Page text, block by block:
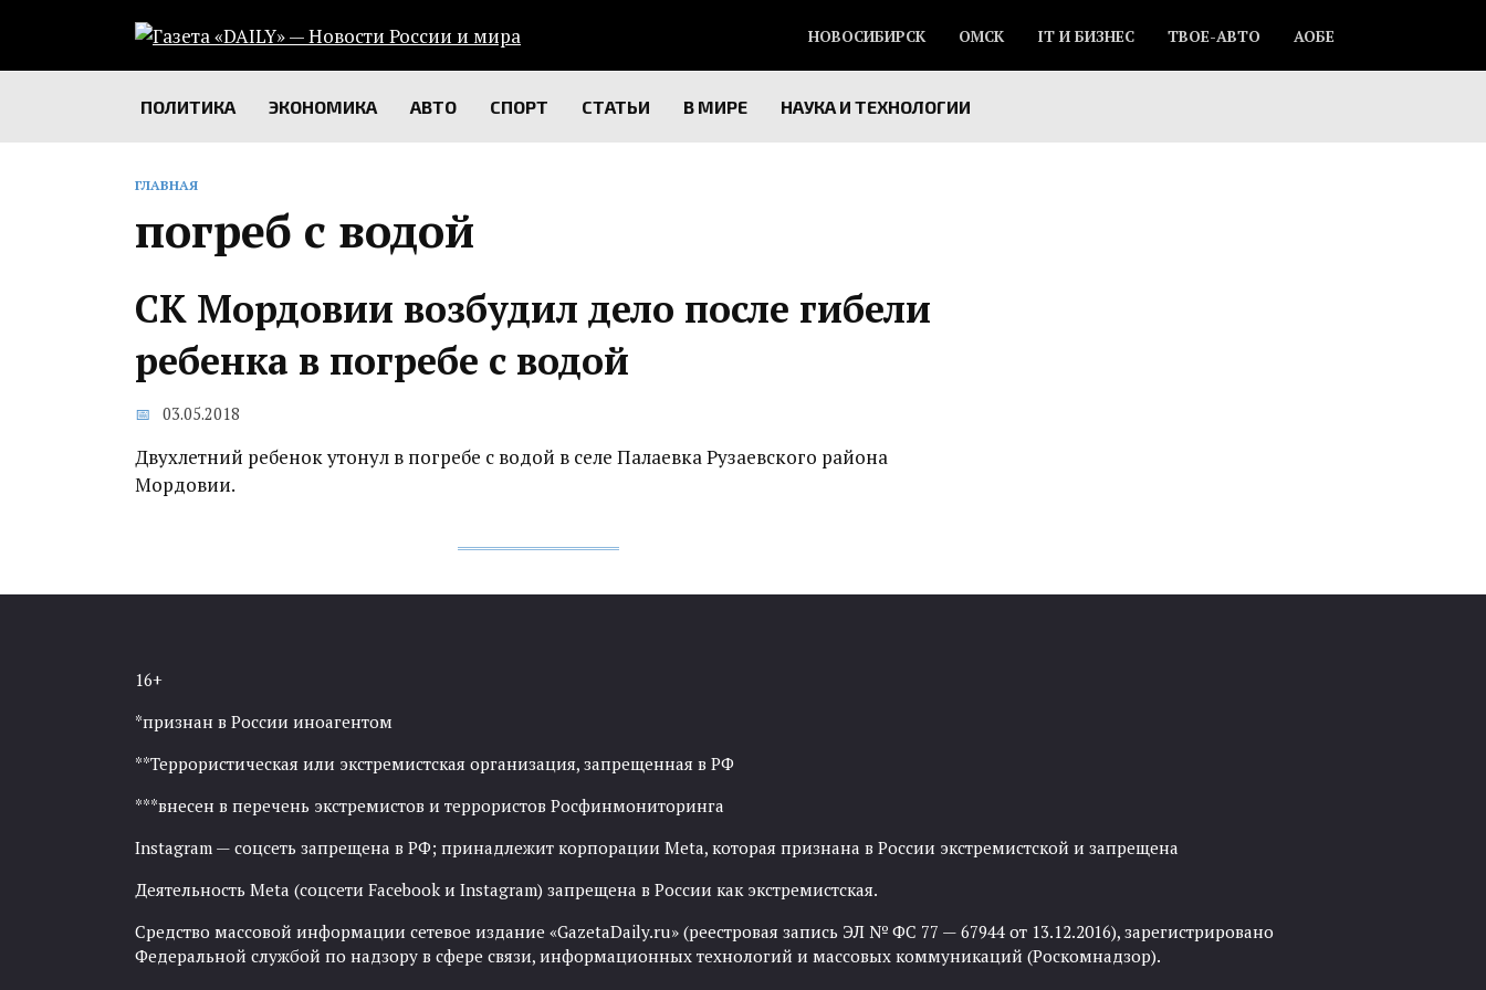
содержанию
НОВОСИБИРСК ОМСК IT И БИЗНЕС ТВОЕ-АВТО АОБЕ
ПОЛИТИКА ЭКОНОМИКА АВТО СПОРТ СТАТЬИ В МИРЕ НАУКА И ТЕХНОЛОГИИ
ГЛАВНАЯ
погреб с водой
СК Мордовии возбудил дело после гибели
ребенка в погребе с водой
03.05.2018
Двухлетний ребенок утонул в погребе с водой в селе Палаевка Рузаевского района
Мордовии.
16+
*признан в России иноагентом
**Террористическая или экстремистская организация, запрещенная в РФ
***внесен в перечень экстремистов и террористов Росфинмониторинга
Instagram — соцсеть запрещена в РФ; принадлежит корпорации Meta, которая признана в России экстремистской и запрещена
Деятельность Meta (соцсети Facebook и Instagram) запрещена в России как экстремистская.
Средство массовой информации сетевое издание «GazetaDaily.ru» (реестровая запись ЭЛ № ФС 77 — 67944 от 13.12.2016), зарегистрировано
Федеральной службой по надзору в сфере связи, информационных технологий и массовых коммуникаций (Роскомнадзор).